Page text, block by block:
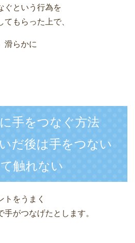
ぐという行為を
もらった上で、
滑らかに
手をつなぐ方法
だ後は手をつない
触れない
トをうまく
がつなげたとします。